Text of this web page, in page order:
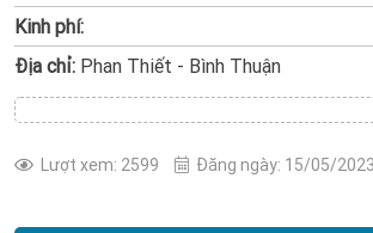
Kinh phí:
Địa chỉ: Phan Thiết - Bình Thuận
Lượt xem: 2599 Đăng ngày: 15/05/2023